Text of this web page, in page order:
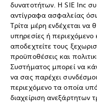
δυνατοτήτων. Η SIE Inc
αντίγραφα ασφαλείας
Τρίτα μέρη ενδέχεται να
υπηρεσίες ή
αποδεχτείτε τους
προϋποθέσεις και
Συστήματος μπορεί να
να σας παρέχει
περιεχόμενο τα οποία
διαχείριση ανεξάρτητων